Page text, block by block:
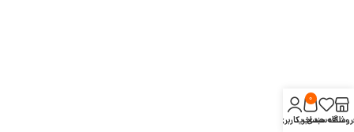
علاقه مندی
0
سبد خرید
حساب کاربری من